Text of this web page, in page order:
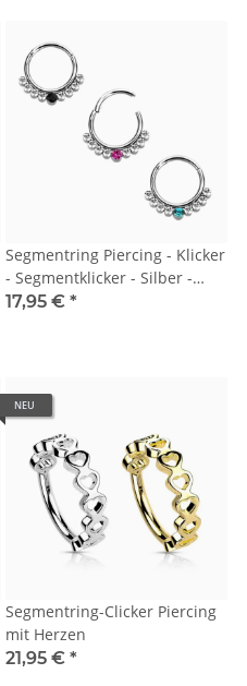
Segmentring Piercing - Klicker
- Segmentklicker - Silber -
Farbiger Kristall
17,95 € *
NEU
Segmentring-Clicker Piercing
mit Herzen
21,95 € *